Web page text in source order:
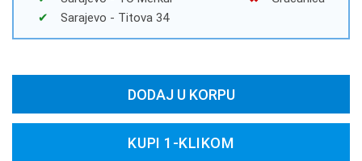
Sarajevo - Titova 34
DODAJ U KORPU
KUPI 1-KLIKOM